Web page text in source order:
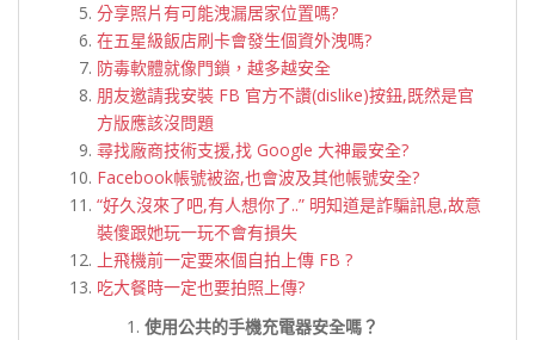
分享照片有可能洩漏居家位置嗎?
在五星級飯店刷卡會發生個資外洩嗎?
防毒軟體就像門鎖，越多越安全
朋友邀請我安裝 FB 官方不讚(dislike)按鈕,既然是官
方版應該沒問題
尋找廠商技術支援,找 Google 大神最安全?
Facebook帳號被盜,也會波及其他帳號安全?
“好久沒來了吧,有人想你了..” 明知道是詐騙訊息,故意
裝傻跟她玩一玩不會有損失
上飛機前一定要來個自拍上傳 FB ?
吃大餐時一定也要拍照上傳?
使用公共的手機充電器安全嗎？